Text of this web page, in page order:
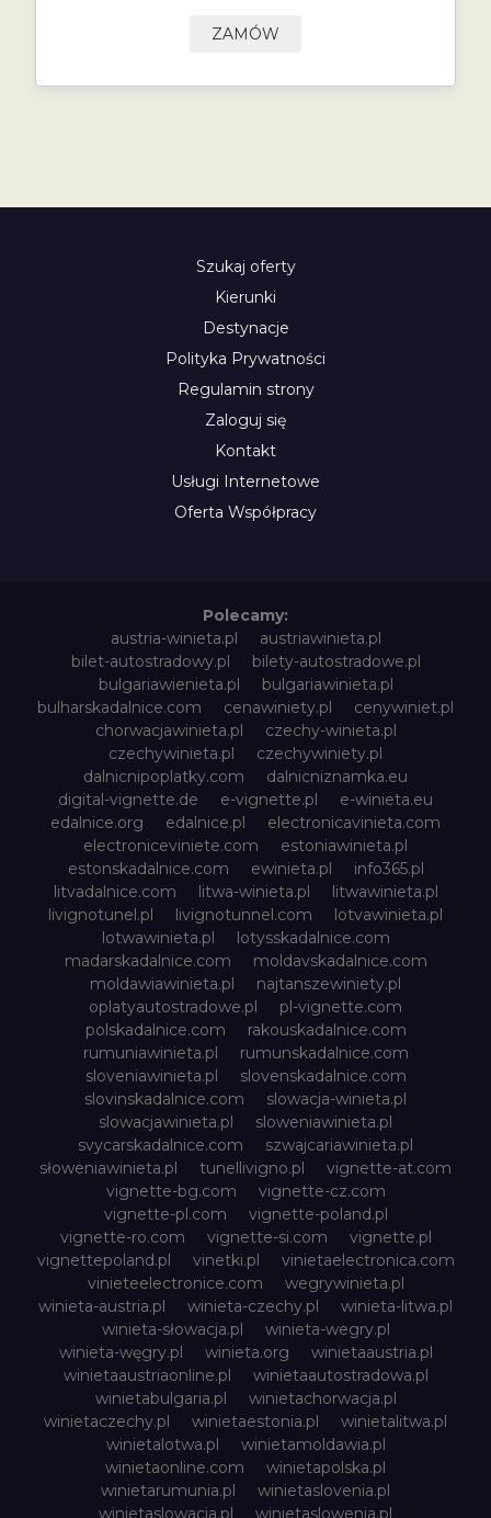
ZAMÓW
Szukaj oferty
Kierunki
Destynacje
Polityka Prywatności
Regulamin strony
Zaloguj się
Kontakt
Usługi Internetowe
Oferta Współpracy
Polecamy:
austria-winieta.pl
austriawinieta.pl
bilet-autostradowy.pl
bilety-autostradowe.pl
bulgariawienieta.pl
bulgariawinieta.pl
bulharskadalnice.com
cenawiniety.pl
cenywiniet.pl
chorwacjawinieta.pl
czechy-winieta.pl
czechywinieta.pl
czechywiniety.pl
dalnicnipoplatky.com
dalnicniznamka.eu
digital-vignette.de
e-vignette.pl
e-winieta.eu
edalnice.org
edalnice.pl
electronicavinieta.com
electroniceviniete.com
estoniawinieta.pl
estonskadalnice.com
ewinieta.pl
info365.pl
litvadalnice.com
litwa-winieta.pl
litwawinieta.pl
livignotunel.pl
livignotunnel.com
lotvawinieta.pl
lotwawinieta.pl
lotysskadalnice.com
madarskadalnice.com
moldavskadalnice.com
moldawiawinieta.pl
najtanszewiniety.pl
oplatyautostradowe.pl
pl-vignette.com
polskadalnice.com
rakouskadalnice.com
rumuniawinieta.pl
rumunskadalnice.com
sloveniawinieta.pl
slovenskadalnice.com
slovinskadalnice.com
slowacja-winieta.pl
slowacjawinieta.pl
sloweniawinieta.pl
svycarskadalnice.com
szwajcariawinieta.pl
słoweniawinieta.pl
tunellivigno.pl
vignette-at.com
vignette-bg.com
vignette-cz.com
vignette-pl.com
vignette-poland.pl
vignette-ro.com
vignette-si.com
vignette.pl
vignettepoland.pl
vinetki.pl
vinietaelectronica.com
vinieteelectronice.com
wegrywinieta.pl
winieta-austria.pl
winieta-czechy.pl
winieta-litwa.pl
winieta-słowacja.pl
winieta-wegry.pl
winieta-węgry.pl
winieta.org
winietaaustria.pl
winietaaustriaonline.pl
winietaautostradowa.pl
winietabulgaria.pl
winietachorwacja.pl
winietaczechy.pl
winietaestonia.pl
winietalitwa.pl
winietalotwa.pl
winietamoldawia.pl
winietaonline.com
winietapolska.pl
winietarumunia.pl
winietaslovenia.pl
winietaslowacja.pl
winietaslowenia.pl